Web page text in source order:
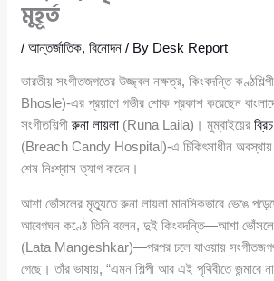
মুহূর্ত
/আন্তর্জাতিক,বিনোদন / By Desk Report
ভারতীয় সংগীতজগতের উজ্জ্বল নক্ষত্র, কিংবদন্তি
Bhosle)-এর প্রয়াণে গভীর শোক প্রকাশ করেছেন
সংগীতশিল্পীরুনা লায়লা (Runa Laila)। মুম্বাইয়ের
(Breach Candy Hospital)-এ চিকিৎসাধীন অবস্থায়
শেষ নিঃশ্বাস ত্যাগ করেন।
আশা ভোঁসলের মৃত্যুতে রুনা লায়লা মানসিকভাবে ভেঙে
আবেগঘন কণ্ঠে তিনি বলেন, দুই কিংবদন্তি—আশা
(Lata Mangeshkar)—পরপর চলে যাওয়ায়
গেছে। তাঁর ভাষায়, “এমন শিল্পী আর এই পৃথিবীতে জন্মাবে